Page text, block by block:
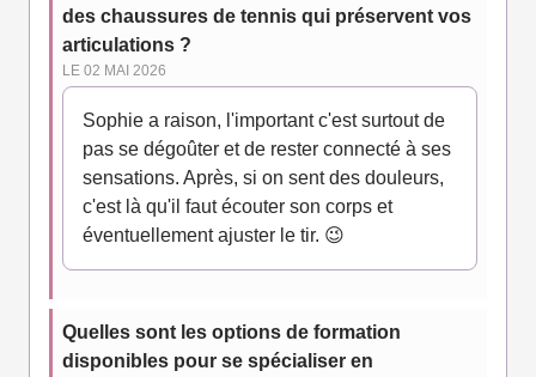
des chaussures de tennis qui préservent vos
articulations ?
LE 02 MAI 2026
Sophie a raison, l'important c'est surtout de
pas se dégoûter et de rester connecté à ses
sensations. Après, si on sent des douleurs,
c'est là qu'il faut écouter son corps et
éventuellement ajuster le tir. 😉
Quelles sont les options de formation
disponibles pour se spécialiser en